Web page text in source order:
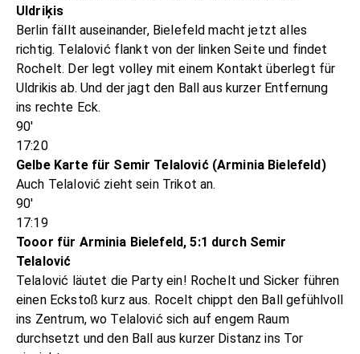
Uldriķis
Berlin fällt auseinander, Bielefeld macht jetzt alles
richtig. Telalović flankt von der linken Seite und findet
Rochelt. Der legt volley mit einem Kontakt überlegt für
Uldrikis ab. Und der jagt den Ball aus kurzer Entfernung
ins rechte Eck.
90'
17:20
Gelbe Karte für Semir Telalović (Arminia Bielefeld)
Auch Telalović zieht sein Trikot an.
90'
17:19
Tooor für Arminia Bielefeld, 5:1 durch Semir
Telalović
Telalović läutet die Party ein! Rochelt und Sicker führen
einen Eckstoß kurz aus. Rocelt chippt den Ball gefühlvoll
ins Zentrum, wo Telalović sich auf engem Raum
durchsetzt und den Ball aus kurzer Distanz ins Tor